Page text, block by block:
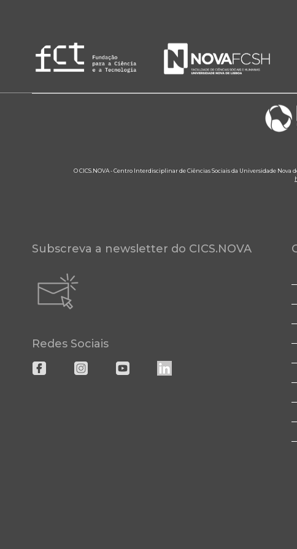
O CICS.NOVA - Centro Interdisciplinar de Ciências Sociais da Universidade Nova
Subscreva a newsletter do CICS.NOVA
Redes Sociais